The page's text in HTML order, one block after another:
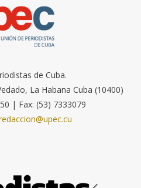
de Cuba.
La Habana Cuba (10400)
| Fax: (53) 7333079